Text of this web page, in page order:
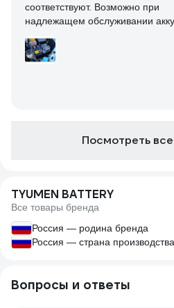
соответствуют. Возможно при
надлежащем обслуживании
Посмотреть
TYUMEN BATTERY
Все товары бренда
Россия — родина бренда
Россия — страна производства
Вопросы и ответы